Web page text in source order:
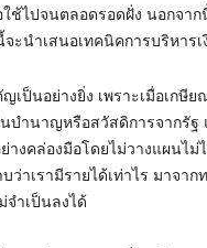
ช้ไปจนตลอดรอดฝั่ง นอกจาก
ะนำเสนอเทคนิคการบริหาร
ป็นอย่างยิ่ง เพราะเมื่อเกษีย
บำนาญหรือสวัสดิการจากรั
งคล่องมือโดยไม่วางแผนไ
ว่าเรามีรายได้เท่าไร มาจา
จำเป็นลงได้